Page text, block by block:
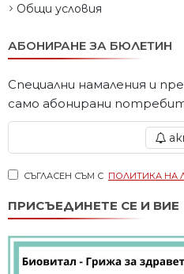
Общи условия
АБОНИРАНЕ ЗА БЮЛЕТИН
Специални намаления и
само абонирани
СЪГЛАСЕН СЪМ С ПОЛИТИКА НА
ПРИСЪЕДИНЕТЕ СЕ И ВИЕ